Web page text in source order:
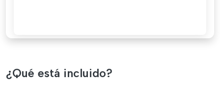
¿Qué está incluido?